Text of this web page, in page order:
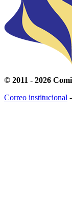
© 2011 - 2026
Correo institucional -